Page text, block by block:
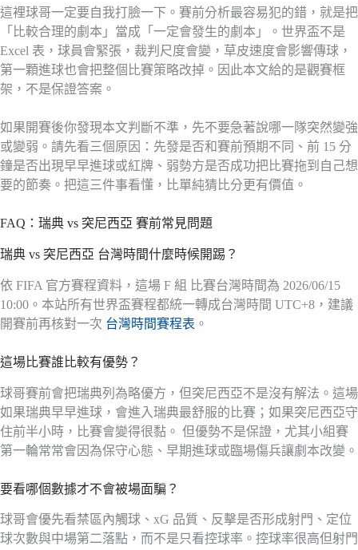
這裡球哥一定要自我打臉一下。賽前分析最容易犯的錯，就是把
「比較合理的劇本」當成「一定會發生的劇本」。世界盃不是
Excel 表，球員會緊張，裁判尺度會變，草皮速度會影響傳球，
第一顆進球也會把整個比賽策略改掉。因此本文給的是觀賽框
架，不是保證答案。
如果開賽後你發現本文判斷不準，先不要急著說哪一隊突然變強
或變弱。請先看三個原因：先發是否和賽前預期不同、前 15 分
鐘是否出現早早進球或紅牌、弱勢方是否成功把比賽拖到自己想
要的節奏。把這三件事看懂，比單純猜比分更有價值。
FAQ：瑞典 vs 突尼西亞 賽前常見問題
瑞典 vs 突尼西亞 台灣時間什麼時候開踢？
依 FIFA 官方賽程資料，這場 F 組 比賽台灣時間為 2026/06/15
10:00。本站所有世界盃賽程都統一轉成台灣時間 UTC+8，建議
開賽前再核對一次 台灣時間賽程表 。
這場比賽誰比較有優勢？
球哥賽前會把瑞典列為略優方，但突尼西亞不是沒有解法。這場
如果瑞典早早進球，會進入瑞典最舒服的比賽；如果突尼西亞守
住前半小時，比賽會變得很黏。 但優勢不是保證，尤其小組賽
第一輪常常會因為保守心態、早期進球或臨場傷兵讓劇本改變。
要看哪個數據才不會被場面騙？
球哥會優先看禁區內觸球、xG 品質、反擊是否形成射門、定位
球次數與中場第二落點，而不是只看控球率。控球率很高但射門